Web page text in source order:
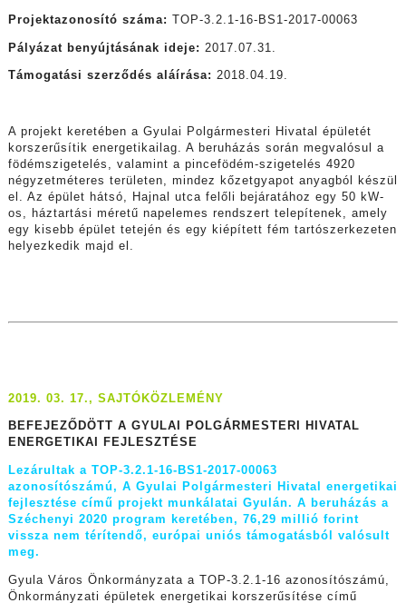
Projektazonosító száma: TOP-3.2.1-16-BS1-2017-00063
Pályázat benyújtásának ideje: 2017.07.31.
Támogatási szerződés aláírása: 2018.04.19.
A projekt keretében a Gyulai Polgármesteri Hivatal épületét
korszerűsítik energetikailag. A beruházás során megvalósul a
födémszigetelés, valamint a pincefödém-szigetelés 4920
négyzetméteres területen, mindez kőzetgyapot anyagból készül
el. Az épület hátsó, Hajnal utca felőli bejáratához egy 50 kW-
os, háztartási méretű napelemes rendszert telepítenek, amely
egy kisebb épület tetején és egy kiépített fém tartószerkezeten
helyezkedik majd el.
2019. 03. 17., SAJTÓKÖZLEMÉNY
BEFEJEZŐDÖTT A GYULAI POLGÁRMESTERI HIVATAL
ENERGETIKAI FEJLESZTÉSE
Lezárultak a TOP-3.2.1-16-BS1-2017-00063
azonosítószámú, A Gyulai Polgármesteri Hivatal energetikai
fejlesztése című projekt munkálatai Gyulán. A beruházás a
Széchenyi 2020 program keretében, 76,29 millió forint
vissza nem térítendő, európai uniós támogatásból valósult
meg.
Gyula Város Önkormányzata a TOP-3.2.1-16 azonosítószámú,
Önkormányzati épületek energetikai korszerűsítése című